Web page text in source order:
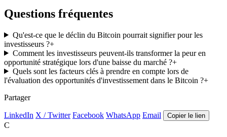
Questions fréquentes
Qu'est-ce que le déclin du Bitcoin pourrait signifier pour les
investisseurs ?+
Comment les investisseurs peuvent-ils transformer la peur en
opportunité stratégique lors d'une baisse du marché ?+
Quels sont les facteurs clés à prendre en compte lors de
l'évaluation des opportunités d'investissement dans le Bitcoin ?+
Partager
LinkedIn X / Twitter Facebook WhatsApp Email Copier le lien
C